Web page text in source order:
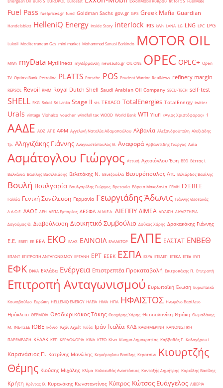
Fuel Pass fuelprices.gr fund Goldman Sachs gov.gr GPS Greek Mafia Guardian
Handelsblatt HelleniQ Energy Inside Story interlock IRIS kWh LANA LG LNG LPC LPG
Lukoil Mediterranean Gas mini market Mohammad Sanusi Barkindo MOTOR OIL
MWh myData Mytilineos myΘέρμανση newsauto.gr OIL ONE OPEC OPEC+ Open
TV Optima Bank Petrolina PLATTS Porsche POS Prudent Warrior RealNews refinery margin
REPSOL Revoil RMM Royal Dutch Shell Saudi Arabian Oil Company SECU-TECH self-test
SHELL SKG Sokol Sri Lanka Stage II sts TEXACO TotalEnergies TotalEnergy twitter
Urals vintage Viohalco voucher windfall tax WOOD World Bank WTI Yiufi «Άγιος Χριστόφορος» ΄1
ΑΑΔΕ ΑΟΖ ΑΠΕ ΑΦΜ Αγγελική Ναταλία Αδαμοπούλου Αλβανία Αλεξανδρούπολη Αλεξιάδης
Τρ. Αληγιζάκης Γιάννης Αναγνωστόπουλος Θ. Αναφορά Αρβανιτίδης Γιώργος Ασία
Ασμάτογλου Γιώργος Αττική Αχτσιόγλου Έφη ΒΕΘ Βέττας Ι.
Βαλκάνια Βασίλης Βασιλειάδης Βελετάκης Ν. Βενεζουέλα Βεσυρόπουλος Απ. Βιλιάρδος Βασίλης
Βουλή Βουλγαρία Βουλγαρίδης Γιώργος Βρετανία Βόρεια Μακεδονία ΓΕΜΗ ΓΣΕΒΕΕ
Γαλλία Γενική Συνέλευση Γερμανία Γεωργιάδης Άδωνις Γιάννης Θεοτοκάς
Δ.Α.Ο.Ε. ΔΑΟΕ ΔΕΗ ΔΕΠΑ Εμπορίας ΔΕΣΦΑ ΔΙ.Μ.Ε.Α. ΔΙΕΠΠΥ ΔΙΜΕΑ ΔΙΥΛΙΣΗ ΔΙΥΛΙΣΤΗΡΙΑ
Δαγούμας Θ. Διαβούλευση Διοικητικό Συμβούλιο Δούκας Χάρης Δρακακάκης Γιάννης
Ε.Ε. ΕΒΕΠ ΕΕ ΕΕΑ ΕΚΟ ΕΛΑΣ ΕΛΙΝΟΙΛ ΕΛΛΑΚΤΩΡ ΕΛΠΕ ΕΛΣΤΑΤ ΕΝΒΕΘ
ΕΠΑΝΤ ΕΠΙΤΡΟΠΗ ΑΝΤΑΓΩΝΙΣΜΟΥ ΕΡΓΑΝΗ ΕΡΤ ΕΣΕΚ ΕΣΠΑ ΕΣΥΔ ΕΤΕΑΕΠ ΕΤΕΚΑ ΕΤΕπ ΕΥΠ
ΕΦΚ ΕΦΚΑ Ελλάδα Ενέργεια Επιστρεπτέα Προκαταβολή Επιτροπάκης Π. Επιτροπή
Επιτροπή Ανταγωνισμού Ευρωπαϊκή Ένωση Ευρωπαϊκό
Κοινοβούλιο Ευρώπη ΗELLENiQ ENERGY ΗΛΕΙΑ ΗΜΑ ΗΠΑ ΗΦΑΙΣΤΟΣ Ηνωμένο Βασίλειο
Ηράκλειο ΘΕΡΜΟΙΛ Θεοδωρικάκος Τάκης Θεοχάρης Χάρης Θεσσαλονίκη Θράκη Θωμαδάκης
Μ. ΙΝΕ-ΓΣΕΕ ΙΟΒΕ Ικόνιο Ιλχάν Αχμέτ Ινδία Ιράν Ιταλία ΚΑΔ ΚΑΘΗΜΕΡΙΝΗ ΚΑΝΟΝΙΣΤΙΚΗ
ΠΑΡΕΜΒΑΣΗ ΚΕΔΑΚ ΚΕΠ ΚΕΡΔΟΦΟΡΙΑ ΚΙΝΑ ΚΤΕΟ Κίνα Κίνημα Δημοκρατίας Καββαθάς Γ. Καλογήρου Ι.
Καρανάσιος Π. Κατρίνης Μανώλης Κεγκέρογλου Βασίλης Κερατσίνι
Κιουρτζής
Θέμης Κιούσης Μιχάλης Κλίμα Κολοκυθάς Αναστάσιος Κονταξής Δημήτρης Κορκίδης Βασίλης
Κρήτη Κρίντας Θ. Κυρανάκης Κωνσταντίνος Κύπρος Κώτσος Ευάγγελος ΛΙΒΕΡΙΑ